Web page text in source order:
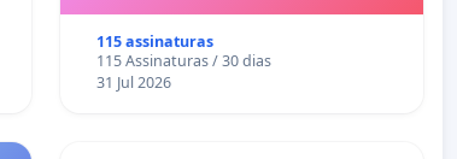
115 assinaturas
115 Assinaturas / 30 dias
31 Jul 2026